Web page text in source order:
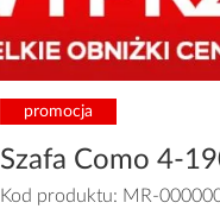
promocja
Szafa Como 4-
Kod produktu: MR-